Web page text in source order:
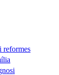
reformes